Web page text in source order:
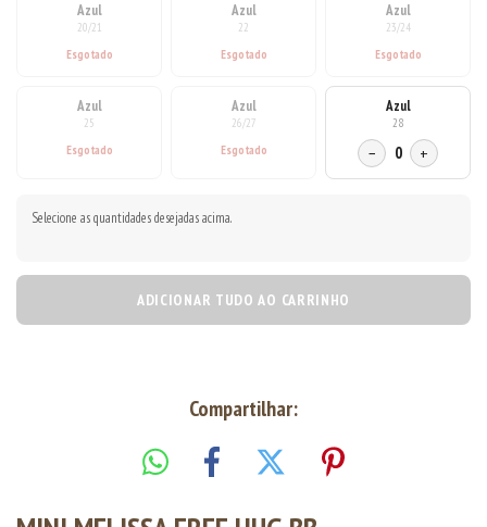
Azul
20/21
Azul
22
Azul
23/24
Azul
25
Azul
26/27
Azul
28
− 0 +
Selecione as quantidades desejadas acima.
ADICIONAR TUDO AO CARRINHO
Compartilhar: